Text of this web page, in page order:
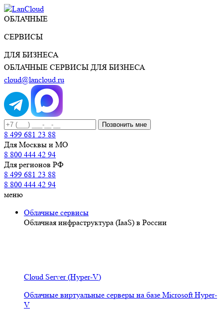
ОБЛАЧНЫЕ
СЕРВИСЫ
ДЛЯ БИЗНЕСА
ОБЛАЧНЫЕ СЕРВИСЫ ДЛЯ БИЗНЕСА
cloud@lancloud.ru
Позвонить мне
8 499 681 23 88
Для Москвы и МО
8 800 444 42 94
Для регионов РФ
8 499 681 23 88
8 800 444 42 94
меню
Облачные сервисы
Облачная инфраструктура (IaaS) в России
Cloud Server (Hyper-V)
Облачные виртуальные серверы на базе Microsoft Hyper-
V